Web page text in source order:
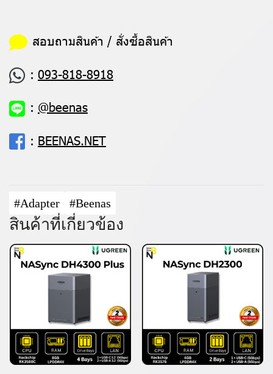
สอบถามสินค้า / สั่งซื้อสินค้า
: 093-818-8918
: @beenas
: BEENAS.NET
#Adapter #Beenas
สินค้าที่เกี่ยวข้อง